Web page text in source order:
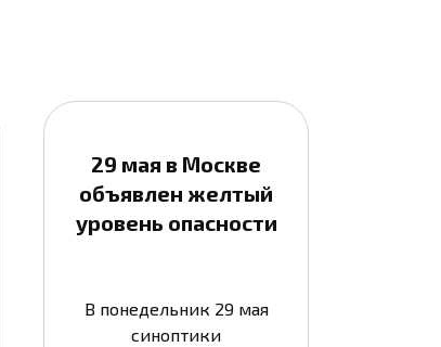
29 мая в Москве
объявлен желтый
уровень опасности
В понедельник 29 мая
синоптики